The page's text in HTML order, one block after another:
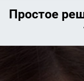
Простое